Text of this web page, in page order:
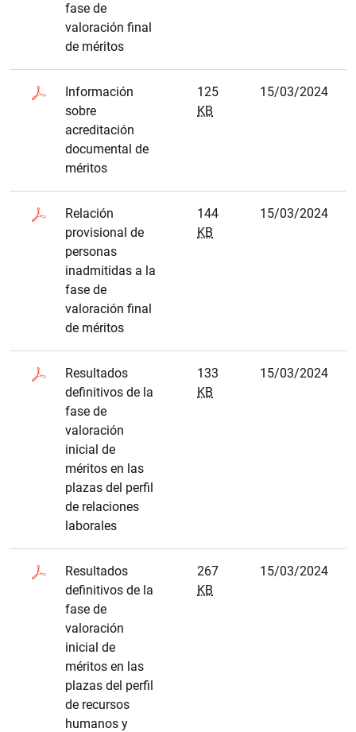
fase de
valoración final
de méritos
Información
sobre
acreditación
documental de
méritos
125
KB
15/03/2024
Relación
provisional de
personas
inadmitidas a la
fase de
valoración final
de méritos
144
KB
15/03/2024
Resultados
definitivos de la
fase de
valoración
inicial de
méritos en las
plazas del perfil
de relaciones
laborales
133
KB
15/03/2024
Resultados
definitivos de la
fase de
valoración
inicial de
méritos en las
plazas del perfil
de recursos
humanos y
267
KB
15/03/2024